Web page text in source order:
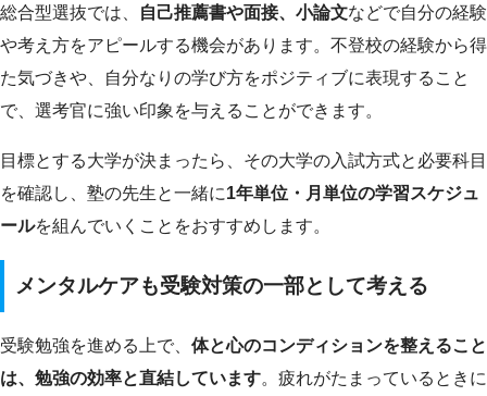
総合型選抜では、 自己推薦書や面接、小論文などで自分の経験
や考え方をアピールする機会があります。不登校の経験から得
た気づきや、自分なりの学び方をポジティブに表現すること
で、選考官に強い印象を与えることができます。
目標とする大学が決まったら、その大学の入試方式と必要科目
を確認し、塾の先生と一緒に1年単位・月単位の学習スケジュ
ールを組んでいくことをおすすめします。
メンタルケアも受験対策の一部として考える
受験勉強を進める上で、 体と心のコンディションを整えること
は、勉強の効率と直結しています。疲れがたまっているときに